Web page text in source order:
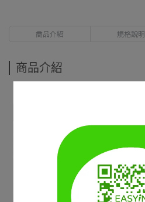
商品介紹 規格說明
商品介紹